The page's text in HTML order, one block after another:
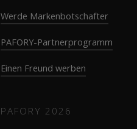
Werde Markenbotschafter
PAFORY-Partnerprogramm
Einen Freund werben
PAFORY 2026